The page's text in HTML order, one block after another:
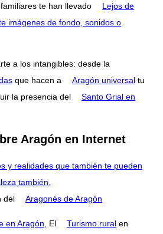
te han llevado
Lejos de
imágenes de fondo, sonidos o
a los intangibles: desde la
que hacen a Aragón universal tu
la presencia del
Santo Grial en
Aragón en Internet
y realidades que también te pueden
también.
del
Aragonés de Aragón
en Aragón , El Turismo rural en